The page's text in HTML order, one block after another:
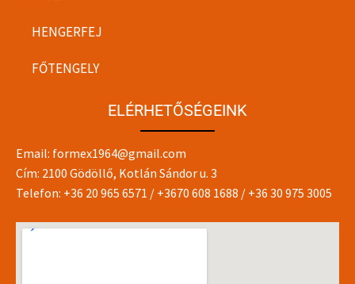
HENGERFEJ
FŐTENGELY
ELÉRHETŐSÉGEINK
Email: formex1964@gmail.com
Cím: 2100 Gödöllő, Kotlán Sándor u. 3
Telefon: +36 20 965 6571 / +3670 608 1688 / +36 30 975 3005